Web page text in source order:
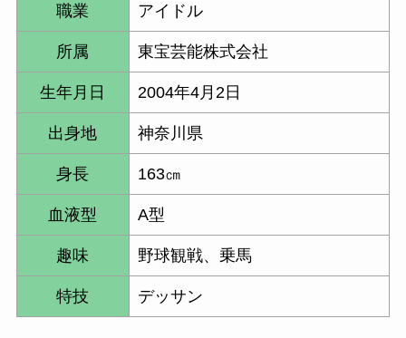
職業 アイドル
所属 東宝芸能株式会社
生年月日 2004年4月2日
出身地 神奈川県
身長 163㎝
血液型 A型
趣味 野球観戦、乗馬
特技 デッサン